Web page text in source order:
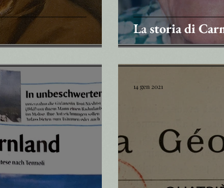
La storia di
14 gen 2021